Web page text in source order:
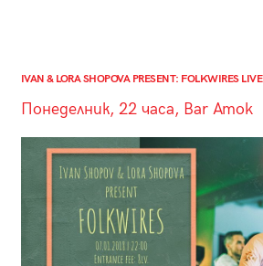
IVAN & LORA SHOPOVA PRESENT: FOLKWIRES LIVE
Понеделник, 22 часа, Bar Amok